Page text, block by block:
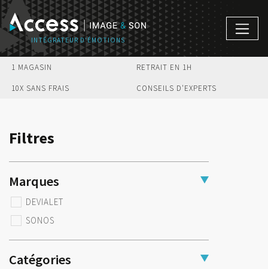
1 MAGASIN RETRAIT EN 1H
10X SANS FRAIS CONSEILS D'EXPERTS
Filtres
Marques
DEVIALET
SONOS
Catégories